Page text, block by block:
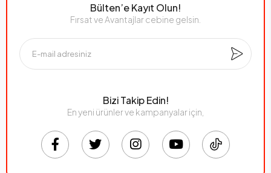
Bülten’e Kayıt Olun!
Fırsat ve Avantajlar cebine gelsin.
Bizi Takip Edin!
En yeni ürünler ve kampanyalar için,